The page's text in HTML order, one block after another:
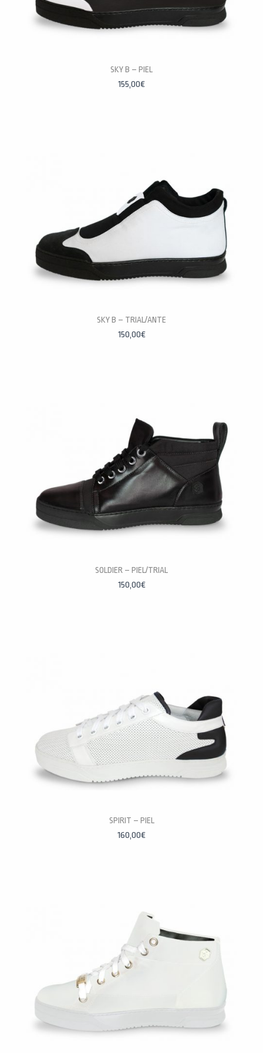
PERSONALÍZALAS
SKY B – PIEL
155,00€
PERSONALÍZALAS
SKY B – TRIAL/ANTE
150,00€
PERSONALÍZALAS
SOLDIER – PIEL/TRIAL
150,00€
PERSONALÍZALAS
SPIRIT – PIEL
160,00€